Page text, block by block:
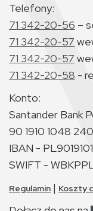
Telefony:
71 342-20-56 –
71 342-20-57
71 342-20-57
71 342-20-58 -
Konto:
Santander Bank
90 1910 1048
IBAN -
SWIFT -
Regulamin | Koszty